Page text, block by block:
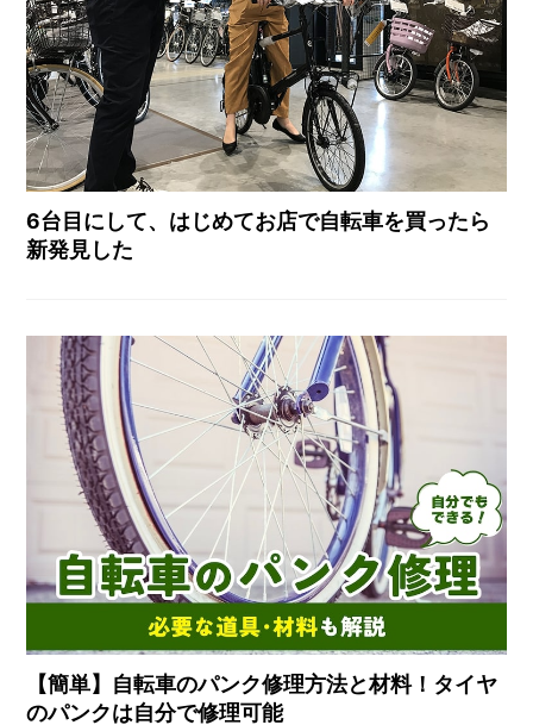
6台目にして、はじめてお店で自転車を買ったら
新発見した
【簡単】自転車のパンク修理方法と材料！タイヤ
のパンクは自分で修理可能